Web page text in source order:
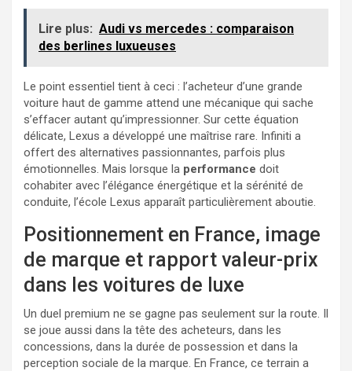
Lire plus: Audi vs mercedes : comparaison
des berlines luxueuses
Le point essentiel tient à ceci : l’acheteur d’une grande
voiture haut de gamme attend une mécanique qui sache
s’effacer autant qu’impressionner. Sur cette équation
délicate, Lexus a développé une maîtrise rare. Infiniti a
offert des alternatives passionnantes, parfois plus
émotionnelles. Mais lorsque la performance doit
cohabiter avec l’élégance énergétique et la sérénité de
conduite, l’école Lexus apparaît particulièrement aboutie.
Positionnement en France, image
de marque et rapport valeur-prix
dans les voitures de luxe
Un duel premium ne se gagne pas seulement sur la route. Il
se joue aussi dans la tête des acheteurs, dans les
concessions, dans la durée de possession et dans la
perception sociale de la marque. En France, ce terrain a